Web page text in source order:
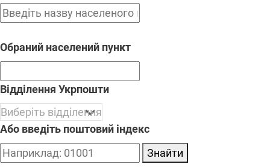
Обраний населений пункт
Відділення Укрпошти
Або введіть поштовий індекс
Знайти